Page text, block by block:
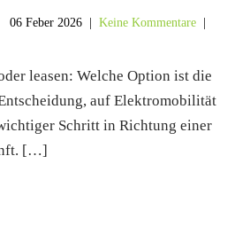
06 Feber 2026 |Keine Kommentare
leasen: Welche Option ist die
auf Elektromobilität
Schritt in Richtung einer
[…]